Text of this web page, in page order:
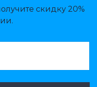
скидку 20%